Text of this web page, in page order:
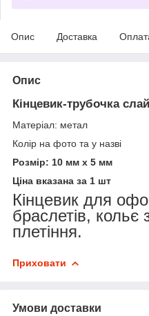
Опис Доставка
Опис
Кінцевик-трубочка
Матеріал: метал
Колір на фото та у назві
Розмір: 10 мм х 5 мм
Ціна вказана за 1 шт
Кінцевик для
браслетів, кольє
плетіння.
Приховати
Умови доставки